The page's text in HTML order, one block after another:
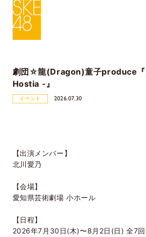
劇団☆龍(Dragon)童子produce
Hostia -』
イベント 2026.07.30
【出演メンバー】
北川愛乃
【会場】
愛知県芸術劇場 小ホール
【日程】
2026年7 月 30 日(木)〜8 月 2日 (日) 全7